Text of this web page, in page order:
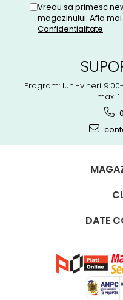
Vreau sa primesc
magazinului. Afla
Confidentialitate
Program: luni-vineri
max.
DATE